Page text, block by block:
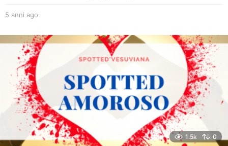
5 anni ago
n
n
i
1.5k 0